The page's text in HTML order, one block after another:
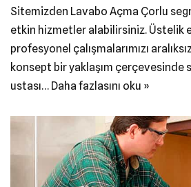
Sitemizden Lavabo Açma Çorlu
etkin hizmetler alabilirsiniz. Üstelik
profesyonel çalışmalarımızı
konsept bir yaklaşım çerçevesinde
ustası… Daha fazlasını oku »